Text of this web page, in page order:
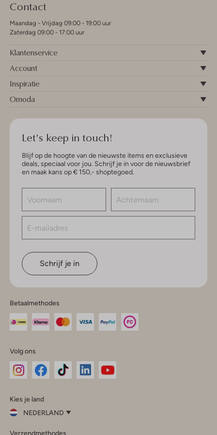
Contact
Maandag - Vrijdag 09:00 - 19:00 uur
Zaterdag 09:00 - 17:00 uur
Klantenservice
Account
Inspiratie
Omoda
Let's keep in touch!
Blijf op de hoogte van de nieuwste items en exclusieve
deals, speciaal voor jou. Schrijf je in voor de nieuwsbrief
en maak kans op € 150,- shoptegoed.
Schrijf je in
Betaalmethodes
Volg ons
InstagramFacebook
Kies je land
NEDERLAND
Verzendmethodes